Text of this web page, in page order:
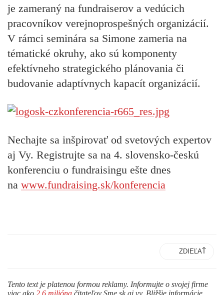
je zameraný na fundraiserov a vedúcich
pracovníkov verejnoprospešných organizácií.
V rámci seminára sa Simone zameria na
tématické okruhy, ako sú komponenty
efektívneho strategického plánovania či
budovanie adaptívnych kapacít organizácií.
Nechajte sa inšpirovať od svetových expertov
aj Vy. Registrujte sa na 4. slovensko-českú
konferenciu o fundraisingu ešte dnes
na www.fundraising.sk/konferencia
ZDIEĽAŤ
Tento text je platenou formou reklamy. Informujte o svojej firme
viac ako 2,6 milióna čitateľov Sme.sk aj vy. Bližšie informácie